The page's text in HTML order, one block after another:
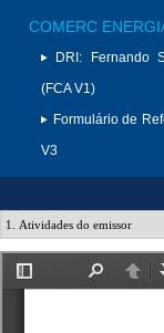
COMERC
DRI:
Fernando
(FCA V1)
Formulário de
V3